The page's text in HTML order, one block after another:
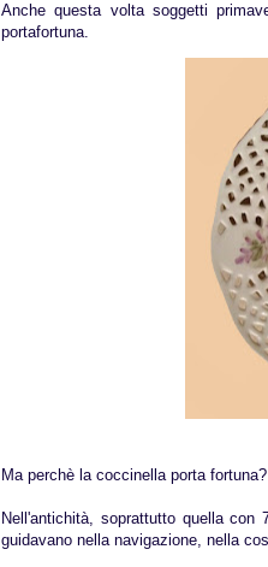
Anche questa volta soggetti
portafortuna.
Ma perchè la coccinella porta fortuna?
Nell'antichità, soprattutto quella
guidavano nella navigazione, nella